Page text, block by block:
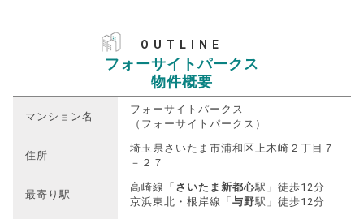
OUTLINE
フォーサイトパークス
物件概要
マンション名
フォーサイトパークス
（フォーサイトパークス）
住所
埼玉県さいたま市浦和区上木崎２丁目７
－２７
最寄り駅
高崎線「 さいたま新都心駅」徒歩12分
京浜東北・根岸線「 与野駅」徒歩12分